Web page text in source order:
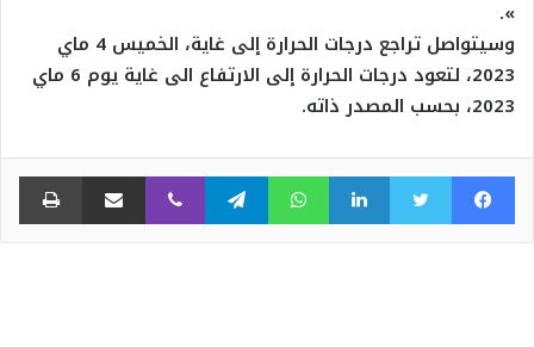
».
وسيتواصل تراجع درجات الحرارة إلى غاية، الخميس 4 ماي
2023، لتعود درجات الحرارة إلى الارتفاع الى غاية يوم 6 ماي
2023، بحسب المصدر ذاته.
فيسبوكتويتر لينكدإنواتساب تيلقرام ڤايبر مشاركة عبر البريد